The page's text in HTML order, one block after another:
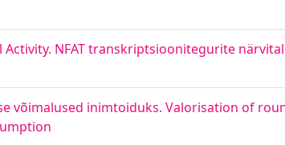
Activity. NFAT transkriptsioonitegurite
võimalused inimtoiduks. Valorisation of